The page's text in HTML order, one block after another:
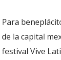
Para
de la capital
festival Vive